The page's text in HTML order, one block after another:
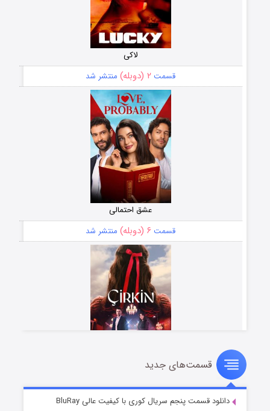
لاکی
قسمت ۲ (دوبله) منتشر شد
عشق احتمالی
قسمت ۶ (دوبله) منتشر شد
سریال زشت
قسمت۵ (زیرنویس) منتشر شد
قسمت‌های جدید
دانلود قسمت پنجم سریال کوری با کیفیت عالی BluRay